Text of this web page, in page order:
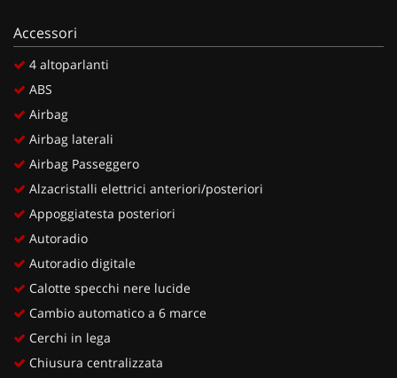
Accessori
4 altoparlanti
ABS
Airbag
Airbag laterali
Airbag Passeggero
Alzacristalli elettrici anteriori/posteriori
Appoggiatesta posteriori
Autoradio
Autoradio digitale
Calotte specchi nere lucide
Cambio automatico a 6 marce
Cerchi in lega
Chiusura centralizzata